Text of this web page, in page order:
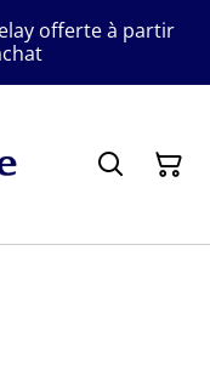
offerte à partir